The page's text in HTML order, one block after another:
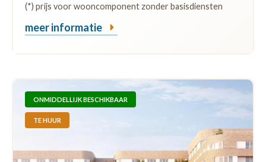
(*) prijs voor wooncomponent zonder basisdiensten
meer informatie
ONMIDDELLIJK BESCHIKBAAR
TE HUUR